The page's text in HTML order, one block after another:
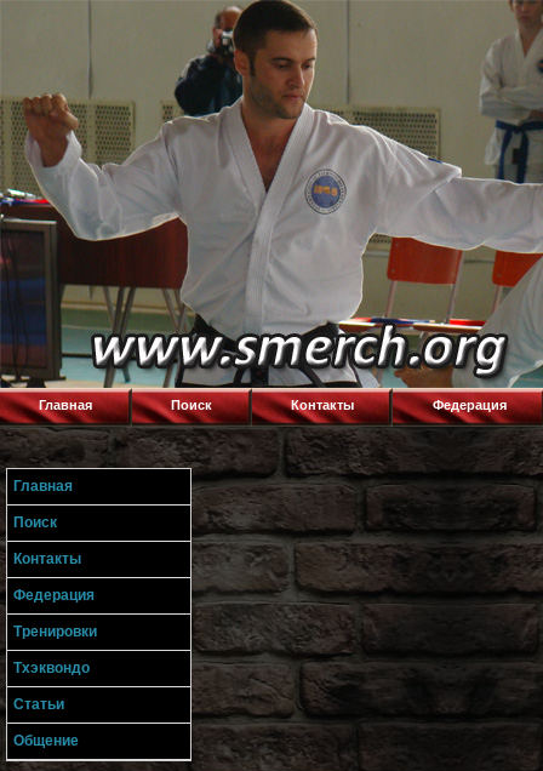
Главная Поиск Контакты Федерация
Главная
Поиск
Контакты
Федерация
Тренировки
Тхэквондо
Статьи
Общение